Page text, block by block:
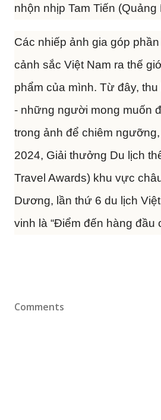
nhộn nhịp Tam Tiến (Quảng
Các nhiếp ảnh gia góp
cảnh sắc Việt Nam ra thế
phẩm của mình. Từ đây,
- những người mong muốn
trong ảnh để chiêm
2024, Giải thưởng Du lịch
Travel Awards) khu vực
Dương, lần thứ 6 du lịch
vinh là “Điểm đến hàng đầu
Comments